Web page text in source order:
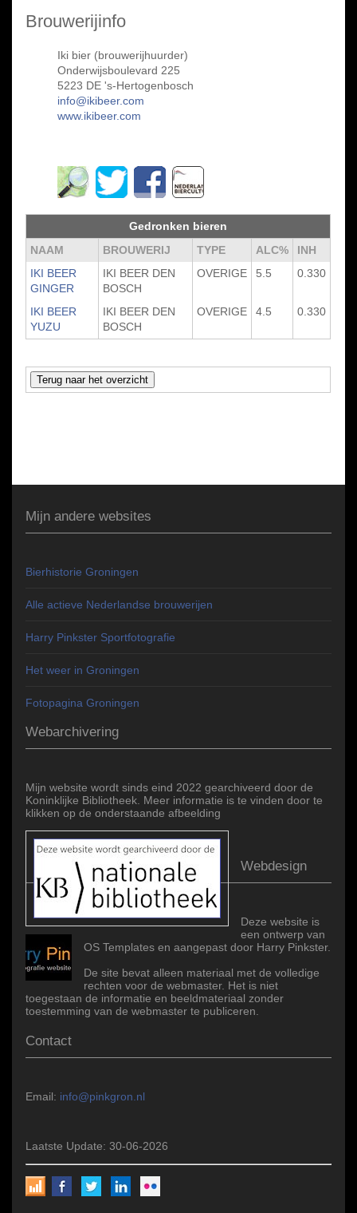
Brouwerijinfo
Iki bier (brouwerijhuurder)
Onderwijsboulevard 225
5223 DE 's-Hertogenbosch
info@ikibeer.com
www.ikibeer.com
Gedronken bieren
NAAM
BROUWERIJ TYPE ALC%
INH
IKI BEER
GINGER
IKI BEER DEN
BOSCH
OVERIGE 5.5 0.330
IKI BEER
YUZU
IKI BEER DEN
BOSCH
OVERIGE 4.5 0.330
Mijn andere websites
Bierhistorie Groningen
Alle actieve Nederlandse brouwerijen
Harry Pinkster Sportfotografie
Het weer in Groningen
Fotopagina Groningen
Webarchivering
Mijn website wordt sinds eind 2022 gearchiveerd door de
Koninklijke Bibliotheek. Meer informatie is te vinden door te
klikken op de onderstaande afbeelding
Webdesign
Deze website is
een ontwerp van
OS Templates en aangepast door Harry Pinkster.
De site bevat alleen materiaal met de volledige
rechten voor de webmaster. Het is niet
toegestaan de informatie en beeldmateriaal zonder
toestemming van de webmaster te publiceren.
Contact
Email: info@pinkgron.nl
Laatste Update: 30-06-2026